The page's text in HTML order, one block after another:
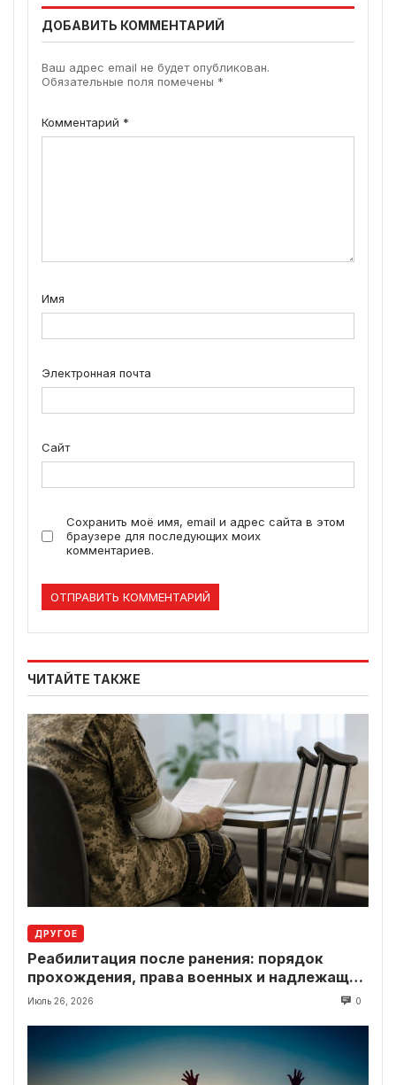
ДОБАВИТЬ КОММЕНТАРИЙ
Ваш адрес email не будет опубликован.
Обязательные поля помечены *
Комментарий *
Имя
Электронная почта
Сайт
Сохранить моё имя, email и адрес сайта в этом
браузере для последующих моих
комментариев.
ЧИТАЙТЕ ТАКЖЕ
ДРУГОЕ
Реабилитация после ранения: порядок
прохождения, права военных и надлежащие
выплаты
Июль 26, 2026 0